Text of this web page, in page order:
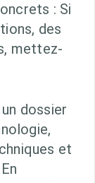
: Si
des
mettez-
dossier
et